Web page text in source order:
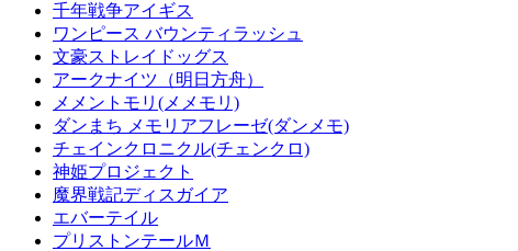
千年戦争アイギス
ワンピース バウンティラッシュ
文豪ストレイドッグス
アークナイツ（明日方舟）
メメントモリ(メメモリ)
ダンまち メモリアフレーゼ(ダンメモ)
チェインクロニクル(チェンクロ)
神姫プロジェクト
魔界戦記ディスガイア
エバーテイル
プリストンテールＭ